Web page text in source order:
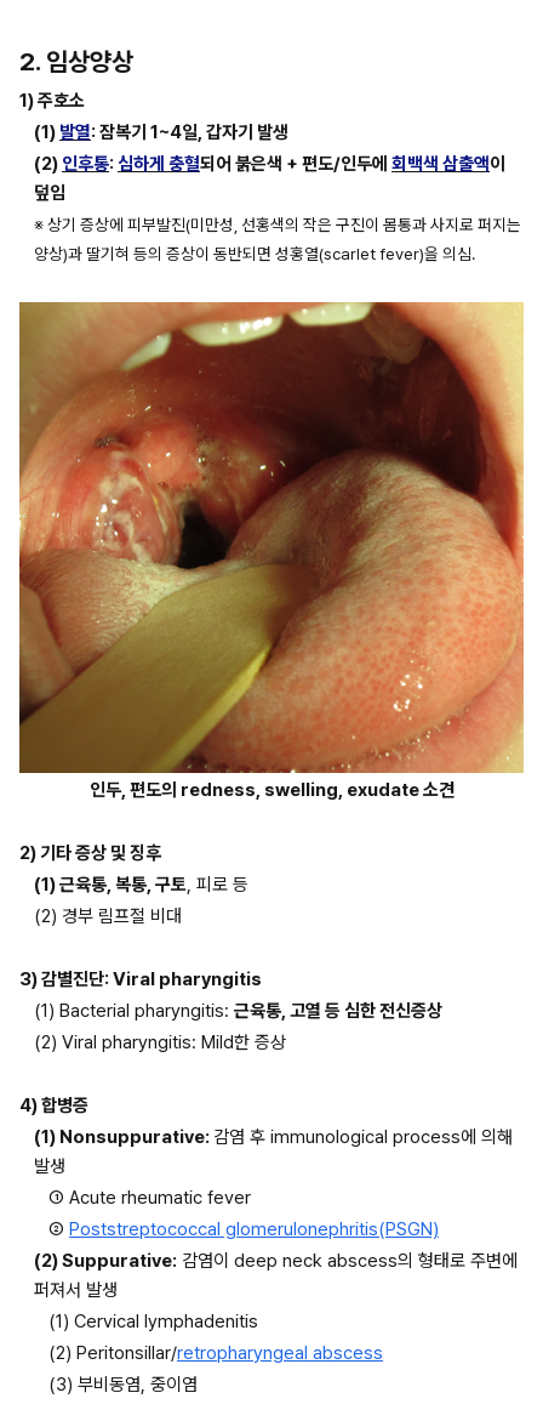
2. 임상양상
1) 주호소
(1) 발열: 잠복기 1~4일, 갑자기 발생
(2) 인후통: 심하게 충혈되어 붉은색 + 편도/인두에 회백색 삼출액이
덮임
※ 상기 증상에 피부발진(미만성, 선홍색의 작은 구진이 몸통과 사지로 퍼지는
양상)과 딸기혀 등의 증상이 동반되면 성홍열(scarlet fever)을 의심.
인두, 편도의 redness, swelling, exudate 소견
2) 기타 증상 및 징후
(1) 근육통, 복통, 구토, 피로 등
(2) 경부 림프절 비대
3) 감별진단: Viral pharyngitis
(1) Bacterial pharyngitis: 근육통, 고열 등 심한 전신증상
(2) Viral pharyngitis: Mild한 증상
4) 합병증
(1) Nonsuppurative: 감염 후 immunological process에 의해
발생
① Acute rheumatic fever
② Poststreptococcal glomerulonephritis(PSGN)
(2) Suppurative: 감염이 deep neck abscess의 형태로 주변에
퍼져서 발생
(1) Cervical lymphadenitis
(2) Peritonsillar/retropharyngeal abscess
(3) 부비동염, 중이염